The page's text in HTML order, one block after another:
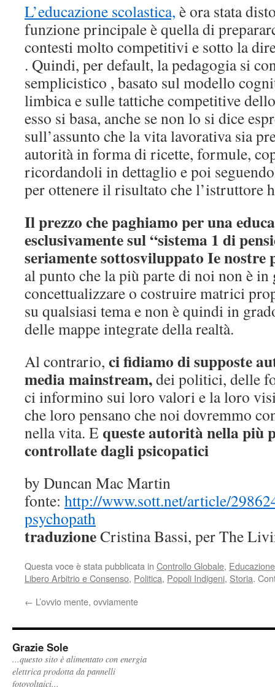
L’educazione scolastica, è ora stata
funzione principale è quella di
contesti molto competitivi e sotto la
. Quindi, per default, la pedagogia si
semplicistico , basato sul modello
limbica e sulle tattiche competitive
esso si basa, anche se non lo si dice
sull’assunto che la vita lavorativa sia
autorità in forma di ricette, formule,
ricordandoli in dettaglio e poi
per ottenere il risultato che l’istruttore
Il prezzo che paghiamo per una
esclusivamente sul “sistema 1 di
seriamente sottosviluppato Ie nostre
al punto che la più parte di noi non è in
concettualizzare o costruire matrici
su qualsiasi tema e non è quindi in
delle mappe integrate della realtà.
Al contrario, ci fidiamo di supposte
media mainstream,dei politici, delle
ci informino sui loro valori e la loro
che loro pensano che noi dovremmo
nella vita. E queste autorità nella più
controllate dagli psicopatici
by Duncan Mac Martin
fonte: http://www.sott.net/article/
psychopath
traduzioneCristina Bassi, per The
Questa voce è stata pubblicata in Controllo Globale, Educazione
Libero Arbitrio e Consenso, Politica, Popoli Indigeni, Storia.
← L’ovvio mente, ovviamente
Grazie Sole
...questo sito è alimentato con energia
elettrica prodotta da pannelli
fotovoltaici...